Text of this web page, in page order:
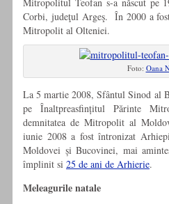
Corbi, judeţul Argeş. În 2000 a
Mitropolit al Olteniei.
Foto: Oana
La 5 martie 2008, Sfântul Sinod al
pe Înaltpreasfințitul Părinte
demnitatea de Mitropolit al
iunie 2008 a fost întronizat
Moldovei și Bucovinei, mai
împlinit si 25 de ani de Arhierie.
Meleagurile natale